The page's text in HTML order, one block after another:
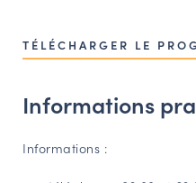
PORTAIL CULTURE
Service Inventaire et
TÉLÉCHARGER LE
Informations
Informations :